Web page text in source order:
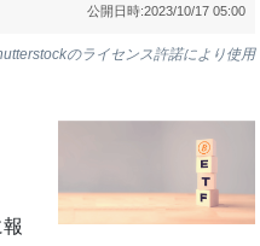
公開日時:2023/10/17 05:00
のライセンス許諾により使用